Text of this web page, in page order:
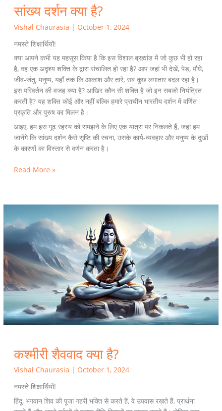
सांख्य दर्शन क्या है?
Vishal Chaurasia | October 1, 2024
नमस्ते शिक्षार्थियों!
क्या आपने कभी यह महसूस किया है कि इस विशाल ब्रह्मांड में जो कुछ भी हो रहा
है, वह एक अदृश्य शक्ति के द्वारा संचालित हो रहा है? आप जहां भी देखें, पेड़, पौधे,
जीव-जंतु, मनुष्य, यहाँ तक कि आकाश और तारे, सब कुछ लगातार बदल रहा है।
इस परिवर्तन की वजह क्या है? आखिर कौन सी शक्ति है जो इन सबको नियंत्रित
करती है? यह शक्ति कोई और नहीं बल्कि हमारे प्राचीन भारतीय दर्शन में वर्णित
प्रकृति और पुरुष का मिलन है।
आइए, हम इस गूढ़ रहस्य को समझने के लिए एक यात्रा पर निकलते हैं, जहां हम
जानेंगे कि सांख्य दर्शन कैसे सृष्टि की रचना, उसके कार्य-व्यवहार और मनुष्य के दुखों
के कारणों का विस्तार से वर्णन करता है।
Read More »
कश्मीरी शैववाद क्या है?
Vishal Chaurasia | October 1, 2024
नमस्ते शिक्षार्थियों!
हिंदू, भगवान शिव की पूजा गहरी भक्ति से करते हैं, वे उपवास रखते हैं, प्रार्थना
शैववाद
क्या
है?